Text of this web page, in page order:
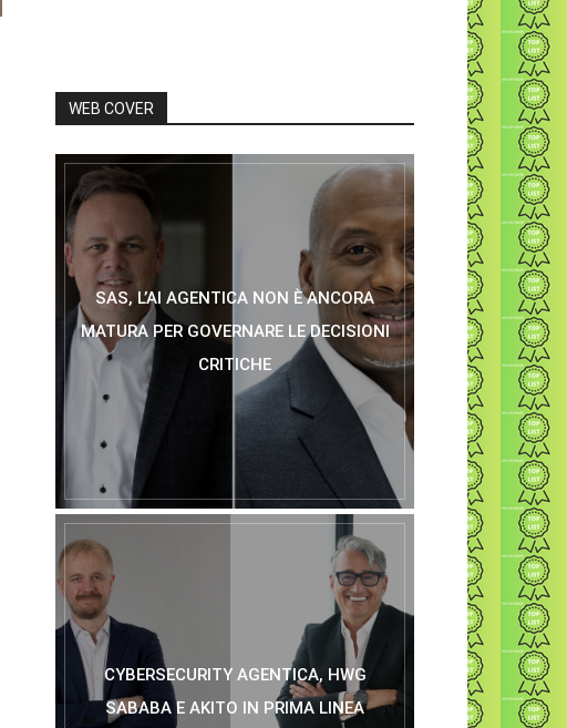
WEB COVER
SAS, L’AI AGENTICA NON È ANCORA
MATURA PER GOVERNARE LE DECISIONI
CRITICHE
CYBERSECURITY AGENTICA, HWG
SABABA E AKITO IN PRIMA LINEA